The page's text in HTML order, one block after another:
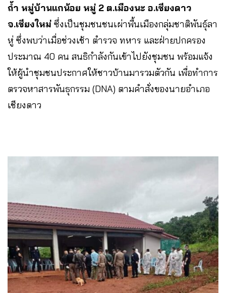
ถ้ำ หมู่บ้านแกน้อย หมู่ 2 ต.เมืองนะ อ.เชียงดาว
จ.เชียงใหม่ ซึ่งเป็นชุมชนชนเผ่าพื้นเมืองกลุ่มชาติพันธุ์ลา
หู่ ซึ่งพบว่าเมื่อช่วงเช้า ตำรวจ ทหาร และฝ่ายปกครอง
ประมาณ 40 คน สนธิกำลังกันเข้าไปยังชุมชน พร้อมแจ้ง
ให้ผู้นำชุมชนประกาศให้ชาวบ้านมารวมตัวกัน เพื่อทำการ
ตรวจหาสารพันธุกรรม (DNA) ตามคำสั่งของนายอำเภอ
เชียงดาว